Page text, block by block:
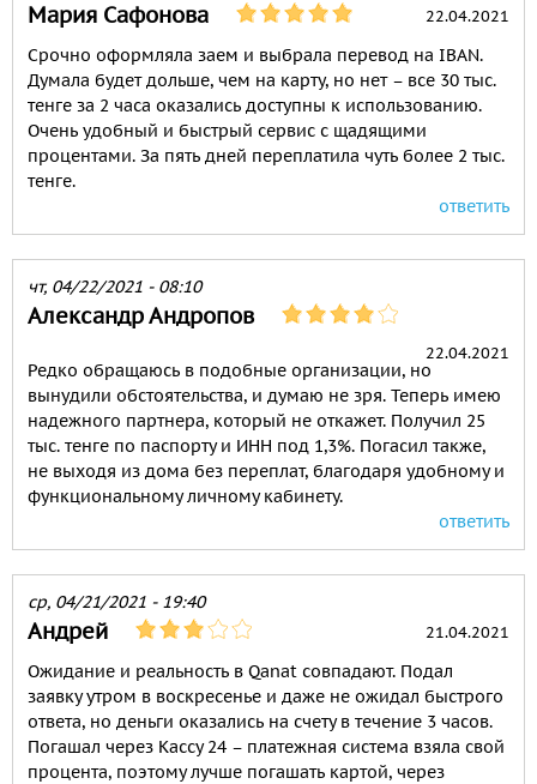
Мария Сафонова 22.04.2021
Срочно оформляла заем и выбрала перевод на IBAN.
Думала будет дольше, чем на карту, но нет – все 30 тыс.
тенге за 2 часа оказались доступны к использованию.
Очень удобный и быстрый сервис с щадящими
процентами. За пять дней переплатила чуть более 2 тыс.
тенге.
ответить
чт, 04/22/2021 - 08:10
Александр Андропов
22.04.2021
Редко обращаюсь в подобные организации, но
вынудили обстоятельства, и думаю не зря. Теперь имею
надежного партнера, который не откажет. Получил 25
тыс. тенге по паспорту и ИНН под 1,3%. Погасил также,
не выходя из дома без переплат, благодаря удобному и
функциональному личному кабинету.
ответить
ср, 04/21/2021 - 19:40
Андрей 21.04.2021
Ожидание и реальность в Qanat совпадают. Подал
заявку утром в воскресенье и даже не ожидал быстрого
ответа, но деньги оказались на счету в течение 3 часов.
Погашал через Кассу 24 – платежная система взяла свой
процента, поэтому лучше погашать картой, через